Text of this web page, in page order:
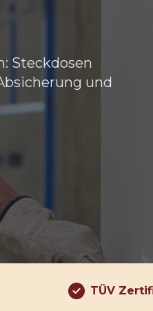
Steckdosen
und
TÜV